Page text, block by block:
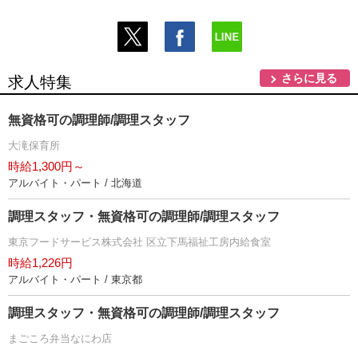
求人特集 さらに見る
無資格可の調理師/調理スタッフ
大滝保育所
時給1,300円～
アルバイト・パート / 北海道
調理スタッフ・無資格可の調理師/調理スタッフ
東京フードサービス株式会社 区立下馬福祉工房内給食室
時給1,226円
アルバイト・パート / 東京都
調理スタッフ・無資格可の調理師/調理スタッフ
まごころ弁当なにわ店